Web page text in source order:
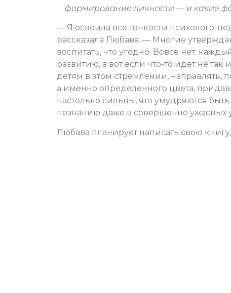
формирование личности — и какие
— Я освоила все тонкости психолого-
рассказала Любава. — Многие
воспитать, что угодно. Вовсе нет:
развитию, а вот если что-то идет не
детям в этом стремлении, направлять,
а именно определенного цвета,
настолько сильны, что умудряются
познанию даже в совершенно ужасных
Любава планирует написать свою